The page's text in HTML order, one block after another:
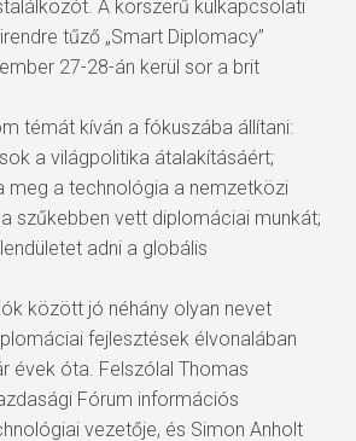
A korszerű külkapcsolati
tűző „Smart Diplomacy”
27-28-án kerül sor a brit
témát kíván a fókuszába állítani:
a világpolitika átalakításáért;
meg a technológia a nemzetközi
szűkebben vett diplomáciai munkát;
adni a globális
között jó néhány olyan nevet
fejlesztések élvonalában
évek óta. Felszólal Thomas
Fórum információs
vezetője, és Simon Anholt